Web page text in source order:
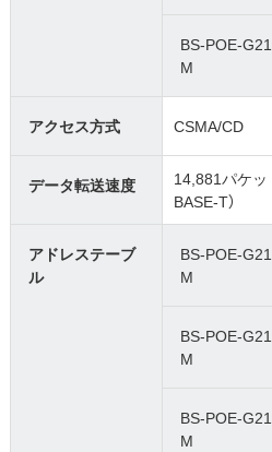
BS-POE-
M
アクセス方式 CSMA/CD
データ転送速度
14,881パケッ
BASE-T）
アドレステーブ
ル
BS-POE-
M
BS-POE-
M
BS-POE-
M